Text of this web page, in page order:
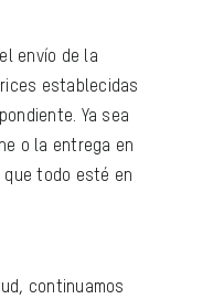
envío de la
establecidas
Ya sea
o la entrega en
que todo esté en
continuamos